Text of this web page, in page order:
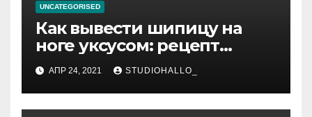
UNCATEGORISED
Как вывести шипицу на
ноге уксусом: рецепт
приготовления
компрессов и теста
АПР 24, 2021 STUDIOHALLO_